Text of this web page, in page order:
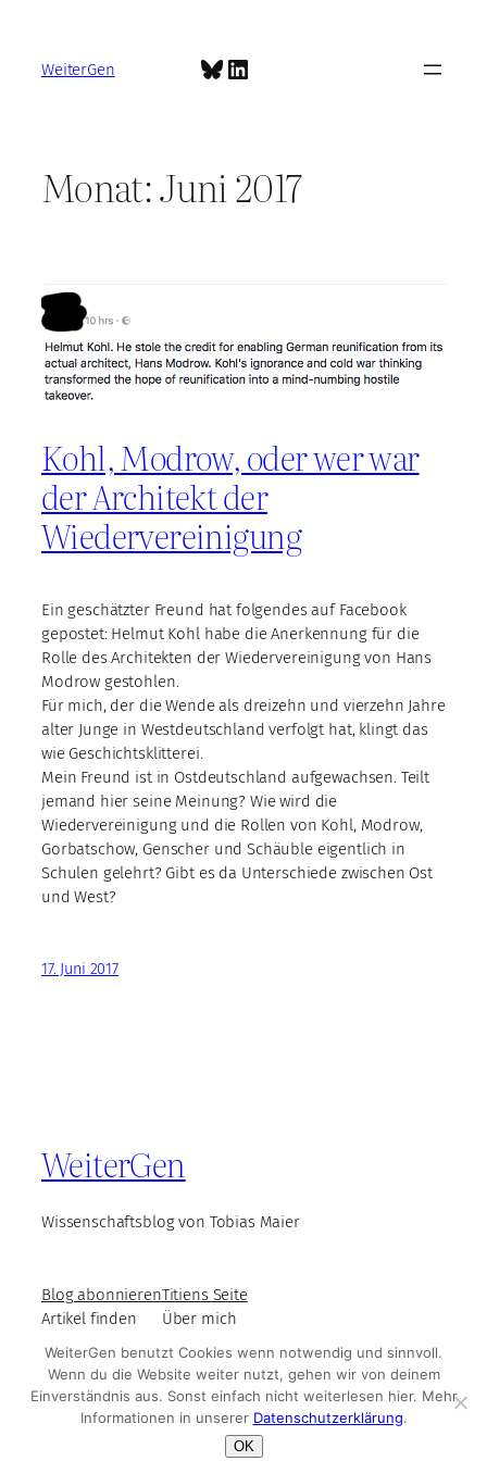
springen
WeiterGen Bluesky
LinkedIn
Monat:Juni 2017
Kohl, Modrow, oder wer war
der Architekt der
Wiedervereinigung
Ein geschätzter Freund hat folgendes auf Facebook
gepostet: Helmut Kohl habe die Anerkennung für die
Rolle des Architekten der Wiedervereinigung von Hans
Modrow gestohlen.
Für mich, der die Wende als dreizehn und vierzehn Jahre
alter Junge in Westdeutschland verfolgt hat, klingt das
wie Geschichtsklitterei.
Mein Freund ist in Ostdeutschland aufgewachsen. Teilt
jemand hier seine Meinung? Wie wird die
Wiedervereinigung und die Rollen von Kohl, Modrow,
Gorbatschow, Genscher und Schäuble eigentlich in
Schulen gelehrt? Gibt es da Unterschiede zwischen Ost
und West?
17. Juni 2017
WeiterGen
Wissenschaftsblog von Tobias Maier
Blog abonnieren
Artikel finden
Titiens Seite
Über mich
© WeiterGen 2025 Impressum und Datenschutz
WeiterGen benutzt Cookies wenn notwendig und sinnvoll.
Wenn du die Website weiter nutzt, gehen wir von deinem
Einverständnis aus. Sonst einfach nicht weiterlesen hier. Mehr
Informationen in unserer Datenschutzerklärung.
OK